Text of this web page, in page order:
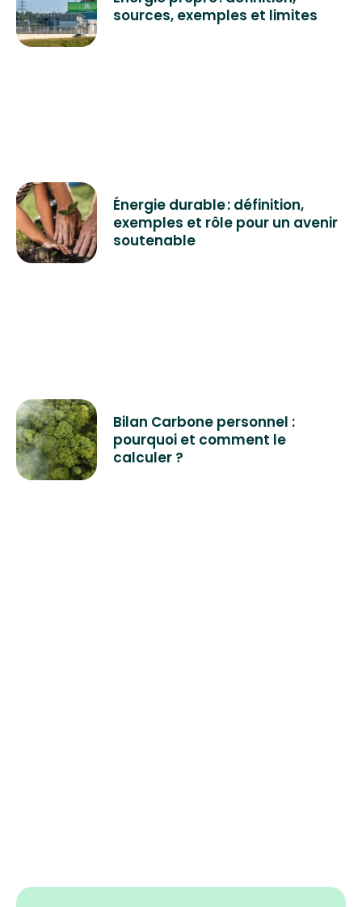
l’énergie (consommation d’électricité). Enfin, le
scope 3 concerne les émissions dues à l’énergie
sources, exemples et limites
Énergie durable : définition,
exemples et rôle pour un avenir
soutenable
Bilan Carbone personnel :
pourquoi et comment le
calculer ?